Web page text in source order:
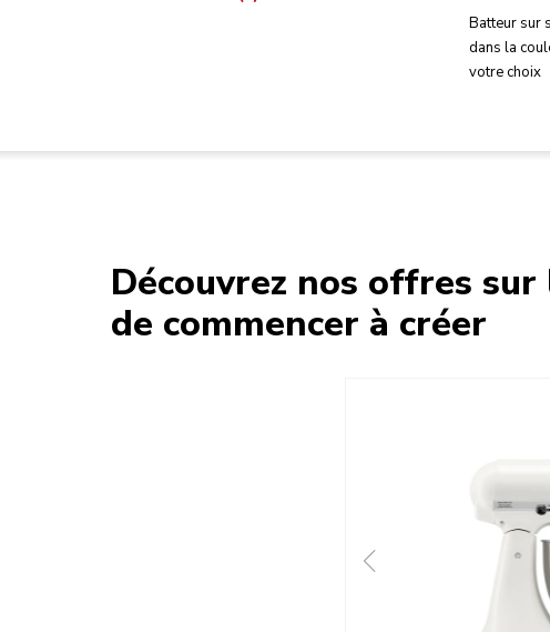
Batteur sur
dans la
votre choix
Découvrez nos offres
de commencer à créer